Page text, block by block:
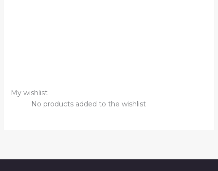
My wishlist
No products added to the wishlist